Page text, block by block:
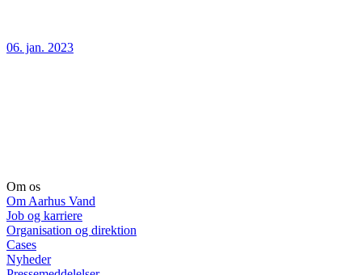
06. jan. 2023
Om os
Om Aarhus Vand
Job og karriere
Organisation og direktion
Cases
Nyheder